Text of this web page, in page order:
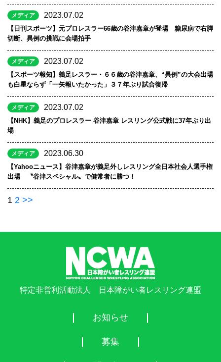
メディア 2023.07.02
【日刊スポーツ】元プロレスラー66歳の谷津嘉章が登場 糖尿病で右脚
切断、異例の挑戦に会場拍手
メディア 2023.07.02
【スポーツ報知】義足レスラー・６６歳の谷津嘉章、“異例”の大会出場
も白星ならず「一矢報いたかった」３７年ぶり試合復帰
メディア 2023.07.02
【NHK】義足のプロレスラー 谷津嘉章 レスリング公式戦に37年ぶり出
場
メディア 2023.06.30
【Yahooニュース】谷津嘉章が義足外しレスリング全日本社会人選手権
出場 〝谷津スペシャル〟で健常者に勝つ！
1 2 >>
特定非営利活動法人 日本障がい者レスリング連盟
お知らせ
募集